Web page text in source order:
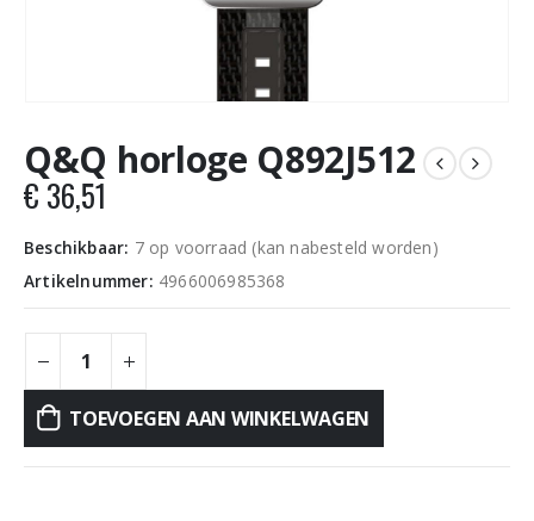
Q&Q horloge Q892J512
€ 36,51
Beschikbaar: 7 op voorraad (kan nabesteld worden)
Artikelnummer: 4966006985368
TOEVOEGEN AAN WINKELWAGEN